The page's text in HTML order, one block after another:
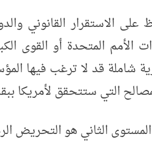
على الاستقرار القانوني
الأمم المتحدة أو القوى
شاملة قد لا ترغب فيها
التي ستتحقق لأمريكا
المستوى الثاني هو التحريض